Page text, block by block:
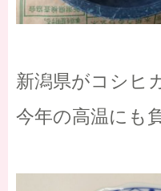
新潟県がコシヒ
今年の高温にも